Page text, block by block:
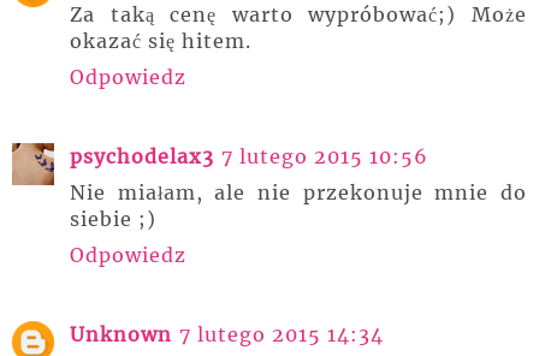
Za taką cenę warto wypróbować;) Może
okazać się hitem.
Odpowiedz
psychodelax3 7 lutego 2015 10:56
Nie miałam, ale nie przekonuje mnie do
siebie ;)
Odpowiedz
Unknown 7 lutego 2015 14:34